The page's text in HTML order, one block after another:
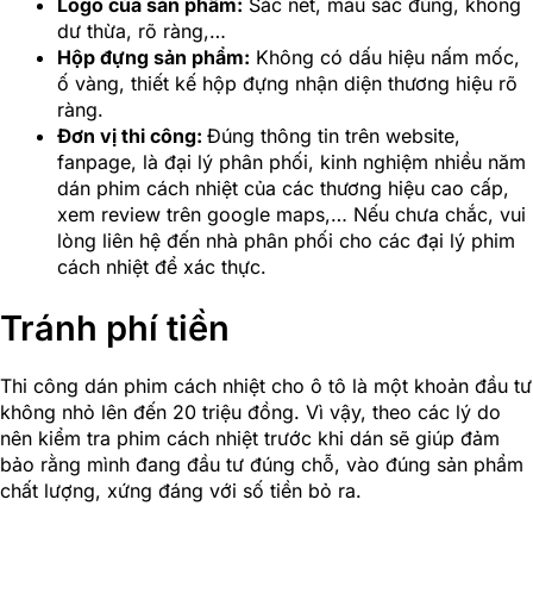
dư thừa, rõ ràng,…
Hộp đựng sản phẩm: Không có dấu hiệu nấm mốc,
ố vàng, thiết kế hộp đựng nhận diện thương hiệu rõ
ràng.
Đơn vị thi công: Đúng thông tin trên website,
fanpage, là đại lý phân phối, kinh nghiệm nhiều năm
dán phim cách nhiệt của các thương hiệu cao cấp,
xem review trên google maps,… Nếu chưa chắc, vui
lòng liên hệ đến nhà phân phối cho các đại lý phim
cách nhiệt để xác thực.
Tránh phí tiền
Thi công dán phim cách nhiệt cho ô tô là một khoản đầu tư
không nhỏ lên đến 20 triệu đồng. Vì vậy, theo các lý do
nên kiểm tra phim cách nhiệt trước khi dán sẽ giúp đảm
bảo rằng mình đang đầu tư đúng chỗ, vào đúng sản phẩm
chất lượng, xứng đáng với số tiền bỏ ra.